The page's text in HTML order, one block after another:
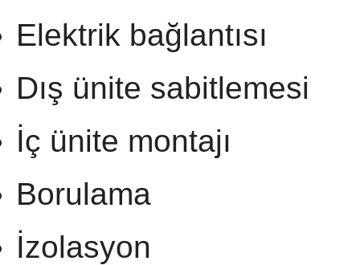
Elektrik bağlantısı
Dış ünite sabitlemesi
İç ünite montajı
Borulama
İzolasyon